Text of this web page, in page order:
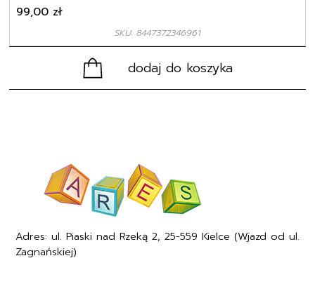
SKU: 8447372346961
99,00 zł
dodaj do koszyka
Adres: ul. Piaski nad Rzeką 2, 25-559 Kielce (Wjazd od ul.
Zagnańskiej)